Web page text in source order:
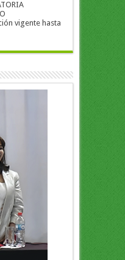
vigente hasta